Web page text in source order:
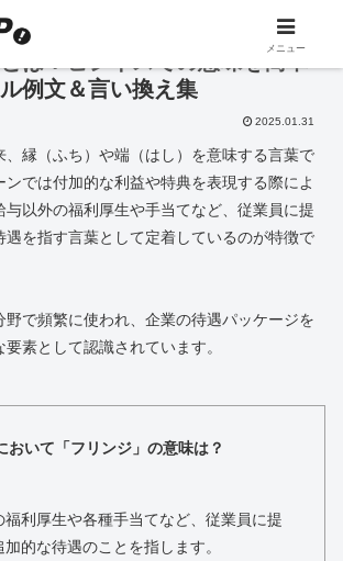
は？ビジネスでの意味を簡単
例文＆言い換え集
2025.01.31
、縁（ふち）や端（はし）を意味する言葉で
では付加的な利益や特典を表現する際によ
与以外の福利厚生や手当てなど、従業員に提
遇を指す言葉として定着しているのが特徴で
野で頻繁に使われ、企業の待遇パッケージを
素として認識されています。
おいて「フリンジ」の意味は？
福利厚生や各種手当てなど、従業員に提
的な待遇のことを指します。
メニュー